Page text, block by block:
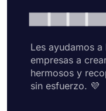
Les ayudamos a
empresas a
hermosos y
sin esfuerzo. 💜